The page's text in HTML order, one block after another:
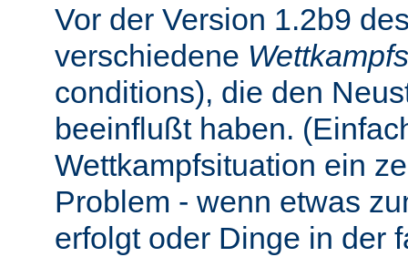
Vor der Version 1.2b9
verschiedene
conditions), die den
beeinflußt haben.
Wettkampfsituation ein
Problem - wenn etwas
erfolgt oder Dinge in der